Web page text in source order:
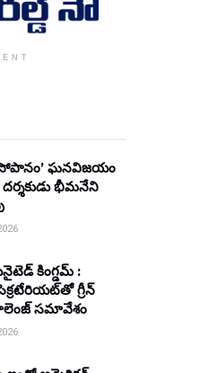
ఘనవిజయం
దర్శకుడు భీమనేని
కింగ్డమ్ :
గ్రీన్
సమావేశం